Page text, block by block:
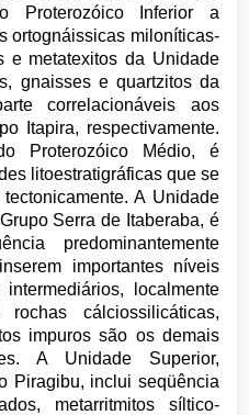
Proterozóico Inferior a
ortognáissicas miloníticas-
e metatexitos da Unidade
gnaisses e quartzitos da
correlacionáveis aos
Itapira, respectivamente.
Proterozóico Médio, é
litoestratigráficas que se
A Unidade
Serra de Itaberaba, é
predominantemente
importantes níveis
localmente
cálciossilicáticas,
impuros são os demais
A Unidade Superior,
Piragibu, inclui seqüência
metarritmitos síltico-